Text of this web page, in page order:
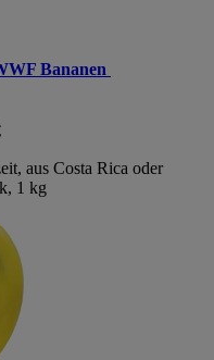
Bananen
aus Costa Rica oder
1 kg